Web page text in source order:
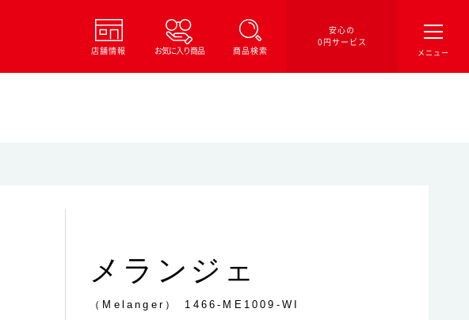
店舗情報 お気に入り商品 商品検索
安心の
0円サービス
メランジェ
（Melanger） 1466-ME1009-WI